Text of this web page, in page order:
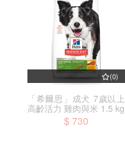
(0)
「希爾思」成犬 7歲以上
高齡活力 雞肉與米 1.5 kg
$ 730